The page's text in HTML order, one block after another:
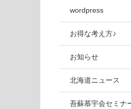
wordpress
お得な考え方♪
お知らせ
北海道ニュース
吾蘇慕宇会セミナ